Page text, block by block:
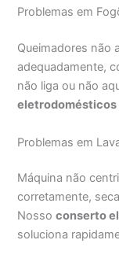
Problemas em
Queimadores não
adequadamente,
não liga ou não
eletrodomésticos
Problemas em
Máquina não
corretamente,
Nossoconserto
soluciona